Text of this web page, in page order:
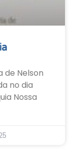
de Nelson
no dia
Nossa